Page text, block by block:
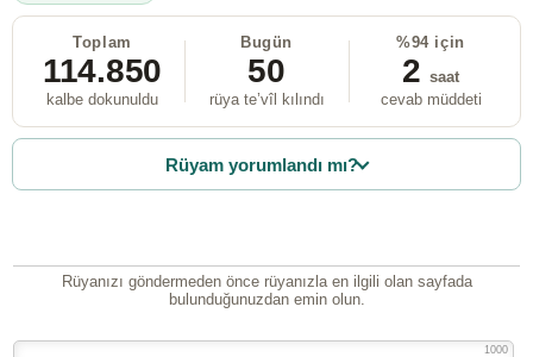
Toplam
114.850
kalbe dokunuldu
Bugün
50
rüya te’vîl kılındı
%94 için
2 saat
cevab müddeti
Rüyam yorumlandı mı?
Rüyanızı göndermeden önce rüyanızla en ilgili olan sayfada
bulunduğunuzdan emin olun.
1000